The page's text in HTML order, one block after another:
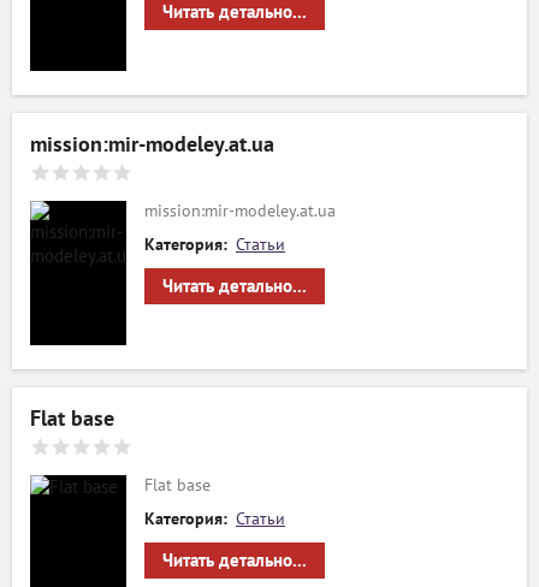
Читать детально...
mission:mir-modeley.at.ua
mission:mir-modeley.at.ua
Категория: Статьи
Читать детально...
Flat base
Flat base
Категория: Статьи
Читать детально...